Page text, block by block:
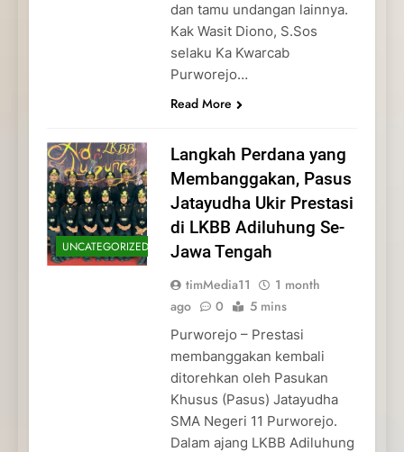
dan tamu undangan lainnya.
Kak Wasit Diono, S.Sos
selaku Ka Kwarcab
Purworejo…
Read More
UNCATEGORIZED
Langkah Perdana yang
Membanggakan, Pasus
Jatayudha Ukir Prestasi
di LKBB Adiluhung Se-
Jawa Tengah
timMedia11
1 month
ago
0 5 mins
Purworejo – Prestasi
membanggakan kembali
ditorehkan oleh Pasukan
Khusus (Pasus) Jatayudha
SMA Negeri 11 Purworejo.
Dalam ajang LKBB Adiluhung